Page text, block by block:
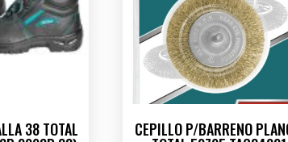
38 TOTAL CEPILLO P/BARRENO